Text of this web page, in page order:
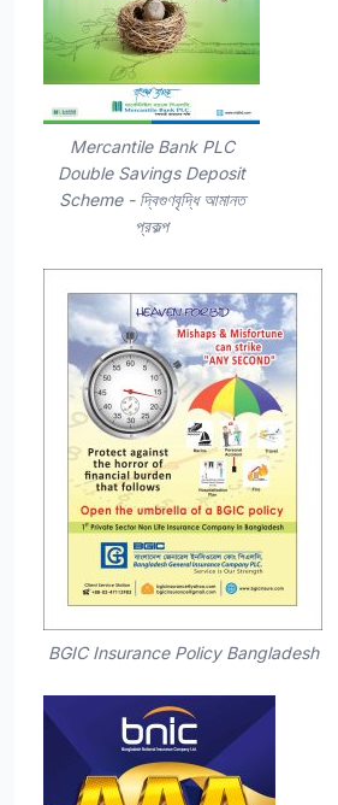
Mercantile Bank PLC
Double Savings Deposit
Scheme - দ্বিগুণবৃদ্ধি আমানত
প্রকল্প
BGIC Insurance Policy Bangladesh